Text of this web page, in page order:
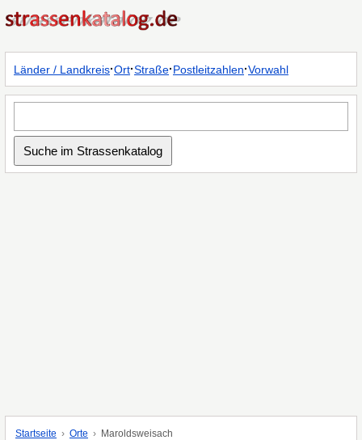
Länder / Landkreis·Ort·Straße·Postleitzahlen·Vorwahl
Startseite Orte Maroldsweisach